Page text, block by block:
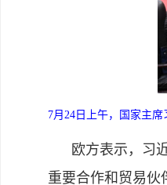
7月24日上午，国家主
欧方表示，习近
重要合作和贸易伙